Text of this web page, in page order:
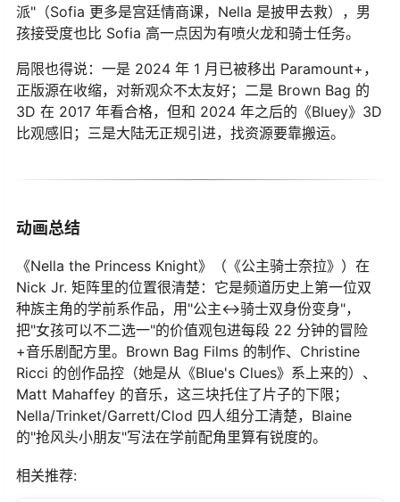
派"（Sofia 更多是宫廷情商课，Nella 是披甲去救），男
孩接受度也比 Sofia 高一点因为有喷火龙和骑士任务。
局限也得说：一是 2024 年 1 月已被移出 Paramount+，
正版源在收缩，对新观众不太友好；二是 Brown Bag 的
3D 在 2017 年看合格，但和 2024 年之后的《Bluey》3D
比观感旧；三是大陆无正规引进，找资源要靠搬运。
动画总结
《Nella the Princess Knight》（《公主骑士奈拉》）在
Nick Jr. 矩阵里的位置很清楚：它是频道历史上第一位双
种族主角的学前系作品，用"公主↔骑士双身份变身"，
把"女孩可以不二选一"的价值观包进每段 22 分钟的冒险
+音乐剧配方里。Brown Bag Films 的制作、Christine
Ricci 的创作品控（她是从《Blue's Clues》系上来的）、
Matt Mahaffey 的音乐，这三块托住了片子的下限；
Nella/Trinket/Garrett/Clod 四人组分工清楚，Blaine
的"抢风头小朋友"写法在学前配角里算有锐度的。
相关推荐: